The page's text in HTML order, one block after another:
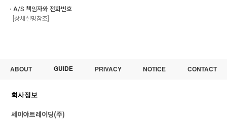
ㆍA/S 책임자와 전화번호
[상세설명참조]
ABOUT GUIDE PRIVACY NOTICE CONTACT
회사정보
세이야트레이딩(주)